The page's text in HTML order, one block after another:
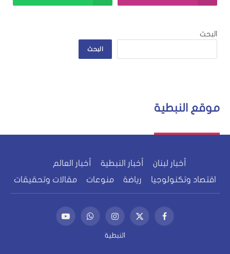
البحث
البحث
موقع النبطية
أخبار لبنان أخبار النبطية
أخبار العالم
اقتصاد وتكنولوجيا
رياضة منوعات مقالات وتحقيقات
فيسبوكX
(Twitter)
الانستغرامواتساب يوتيوب
النبطية